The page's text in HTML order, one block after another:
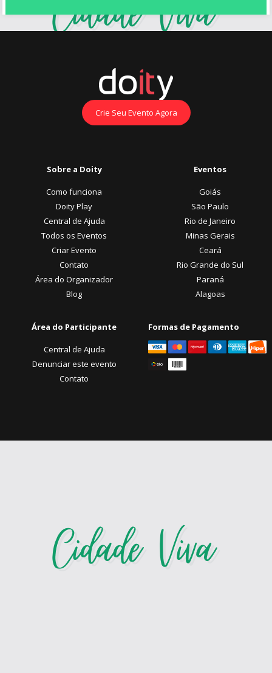
Crie Seu Evento Agora
Sobre a Doity
Como funciona
Doity Play
Central de Ajuda
Todos os Eventos
Criar Evento
Contato
Área do Organizador
Blog
Eventos
Goiás
São Paulo
Rio de Janeiro
Minas Gerais
Ceará
Rio Grande do Sul
Paraná
Alagoas
Área do Participante
Central de Ajuda
Denunciar este evento
Contato
Formas de Pagamento